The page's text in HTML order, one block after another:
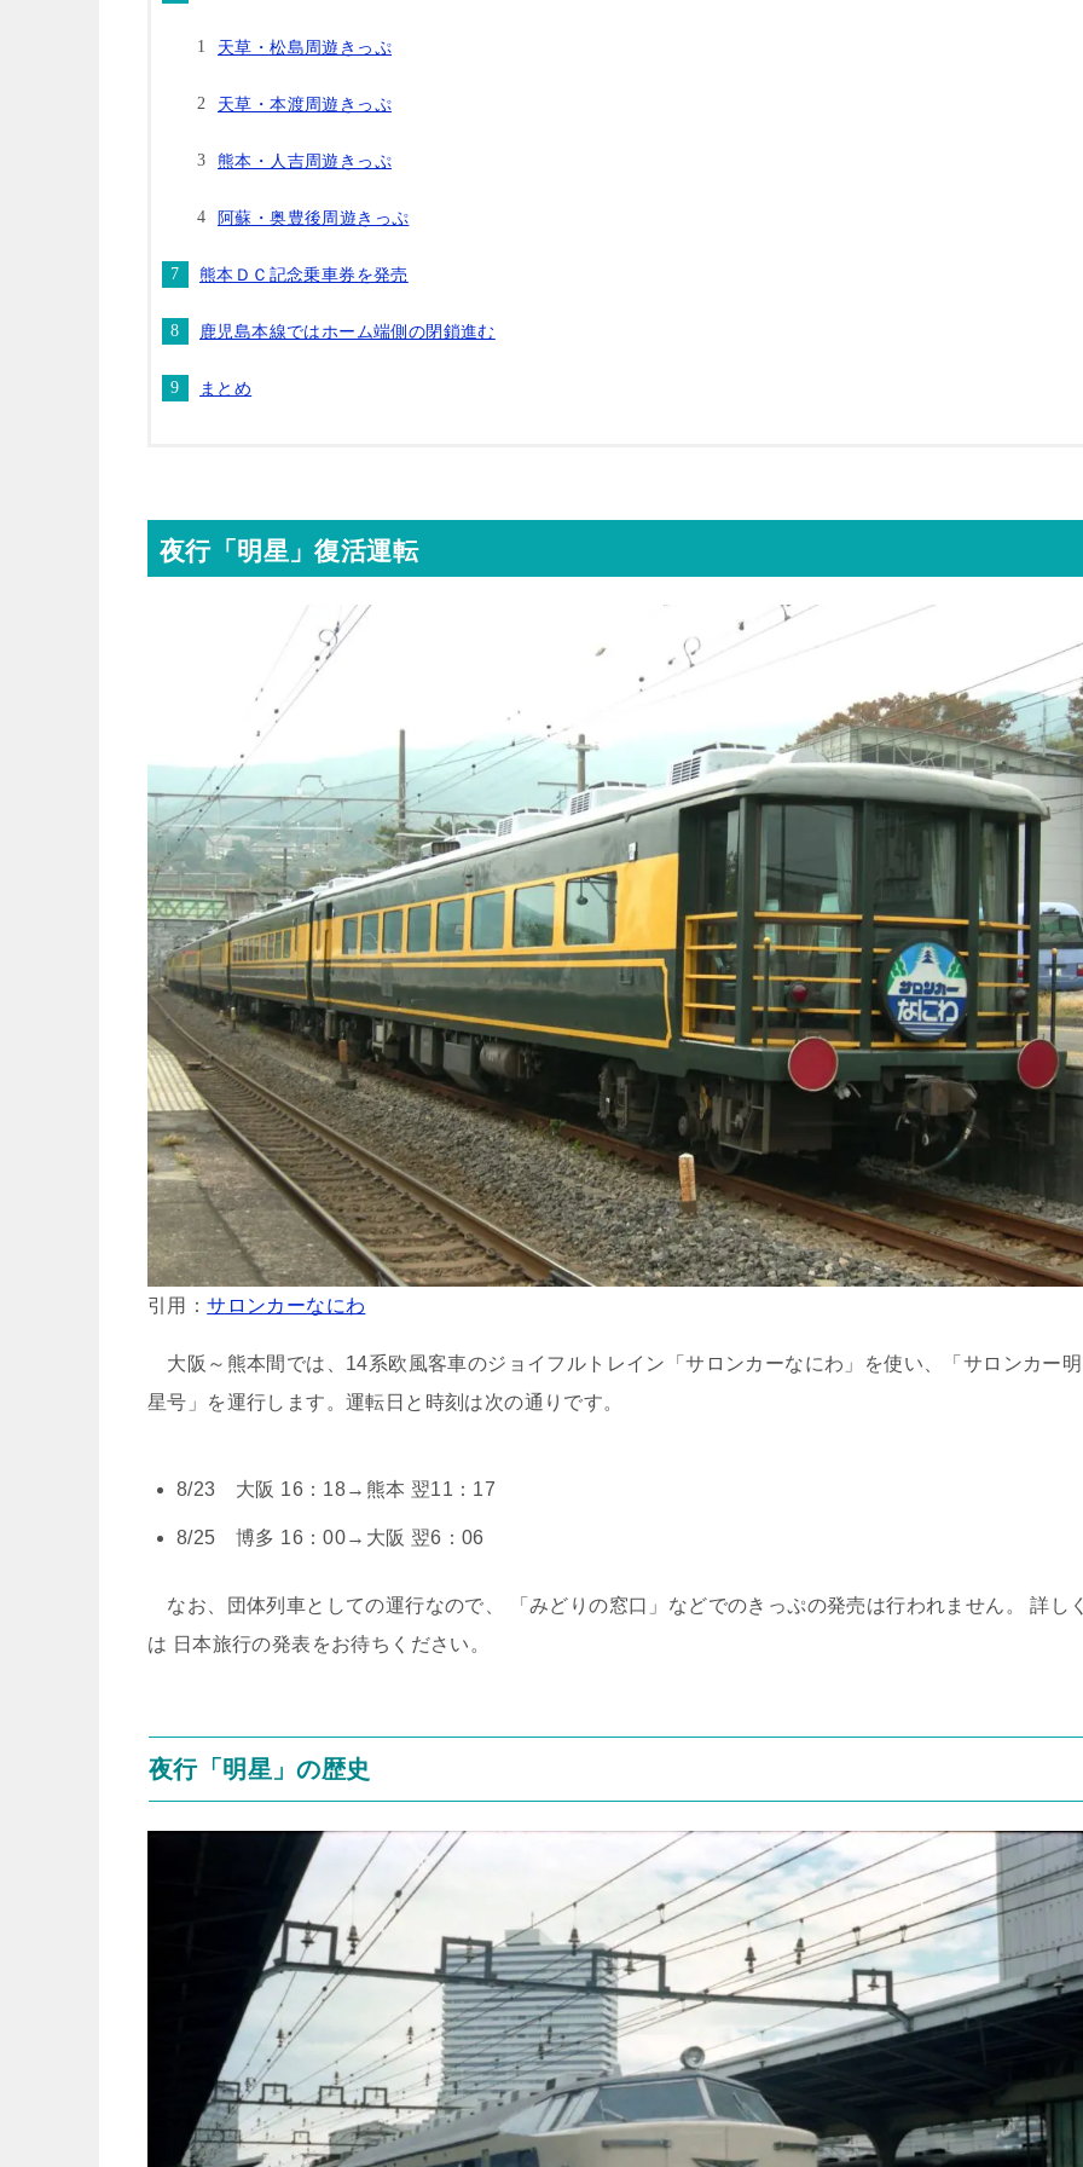
天草・松島周遊きっぷ
天草・本渡周遊きっぷ
熊本・人吉周遊きっぷ
阿蘇・奥豊後周遊きっぷ
熊本ＤＣ記念乗車券を発売
鹿児島本線ではホーム端側の閉鎖進む
まとめ
夜行「明星」復活運転
引用：サロンカーなにわ
大阪～熊本間では、14系欧風客車のジョイフルトレイン「サロンカーなにわ」を使い、「サロンカー明
星号」を運行します。運転日と時刻は次の通りです。
8/23 大阪 16：18→熊本 翌11：17
8/25 博多 16：00→大阪 翌6：06
なお、団体列車としての運行なので、 「みどりの窓口」などでのきっぷの発売は行われません。 詳し
は 日本旅行の発表をお待ちください。
夜行「明星」の歴史